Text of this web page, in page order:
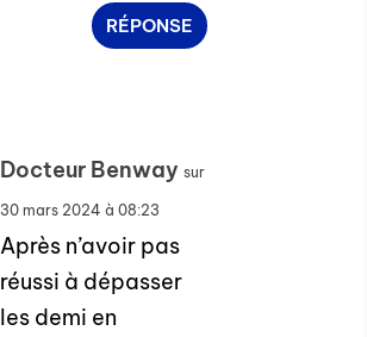
RÉPONSE
Docteur Benway sur
30 mars 2024 à 08:23
Après n’avoir pas
réussi à dépasser
les demi en